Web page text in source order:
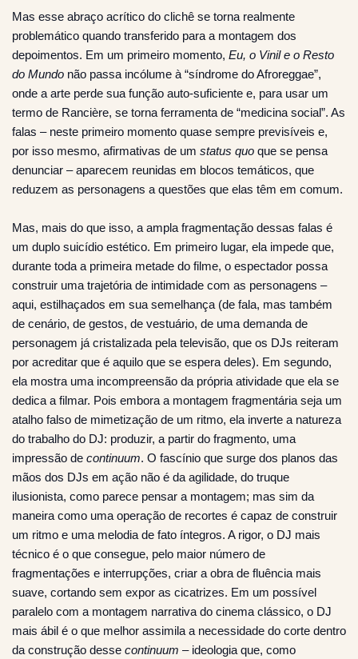
Mas esse abraço acrítico do clichê se torna realmente
problemático quando transferido para a montagem dos
depoimentos. Em um primeiro momento, Eu, o Vinil e o Resto
do Mundo não passa incólume à “síndrome do Afroreggae”,
onde a arte perde sua função auto-suficiente e, para usar um
termo de Rancière, se torna ferramenta de “medicina social”. As
falas – neste primeiro momento quase sempre previsíveis e,
por isso mesmo, afirmativas de um status quo que se pensa
denunciar – aparecem reunidas em blocos temáticos, que
reduzem as personagens a questões que elas têm em comum.
Mas, mais do que isso, a ampla fragmentação dessas falas é
um duplo suicídio estético. Em primeiro lugar, ela impede que,
durante toda a primeira metade do filme, o espectador possa
construir uma trajetória de intimidade com as personagens –
aqui, estilhaçados em sua semelhança (de fala, mas também
de cenário, de gestos, de vestuário, de uma demanda de
personagem já cristalizada pela televisão, que os DJs reiteram
por acreditar que é aquilo que se espera deles). Em segundo,
ela mostra uma incompreensão da própria atividade que ela se
dedica a filmar. Pois embora a montagem fragmentária seja um
atalho falso de mimetização de um ritmo, ela inverte a natureza
do trabalho do DJ: produzir, a partir do fragmento, uma
impressão de continuum. O fascínio que surge dos planos das
mãos dos DJs em ação não é da agilidade, do truque
ilusionista, como parece pensar a montagem; mas sim da
maneira como uma operação de recortes é capaz de construir
um ritmo e uma melodia de fato íntegros. A rigor, o DJ mais
técnico é o que consegue, pelo maior número de
fragmentações e interrupções, criar a obra de fluência mais
suave, cortando sem expor as cicatrizes. Em um possível
paralelo com a montagem narrativa do cinema clássico, o DJ
mais ábil é o que melhor assimila a necessidade do corte dentro
da construção desse continuum – ideologia que, como